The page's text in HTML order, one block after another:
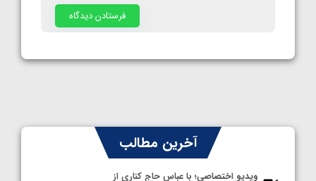
آخرین مطالب
ویدیو اختصاصی؛ با عباس حاج کناری از